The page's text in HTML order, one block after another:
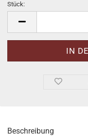
Stück:
Beschreibung